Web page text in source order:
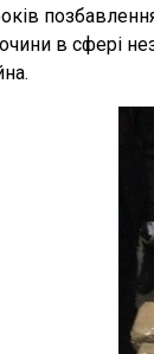
в сфері